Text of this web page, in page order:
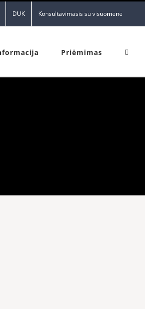
DUK Konsultavimasis su visuomene
Priėmimas